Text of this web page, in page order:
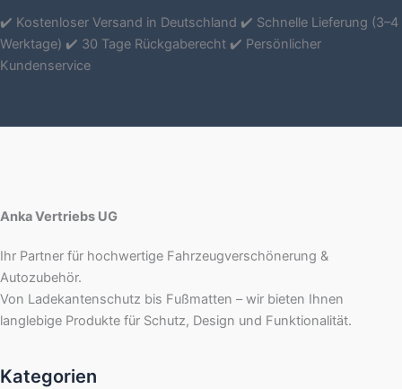
✔️ Kostenloser Versand in Deutschland ✔️ Schnelle Lieferung (3–4
Werktage) ✔️ 30 Tage Rückgaberecht ✔️ Persönlicher
Kundenservice
Anka Vertriebs UG
Ihr Partner für hochwertige Fahrzeugverschönerung &
Autozubehör.
Von Ladekantenschutz bis Fußmatten – wir bieten Ihnen
langlebige Produkte für Schutz, Design und Funktionalität.
Kategorien